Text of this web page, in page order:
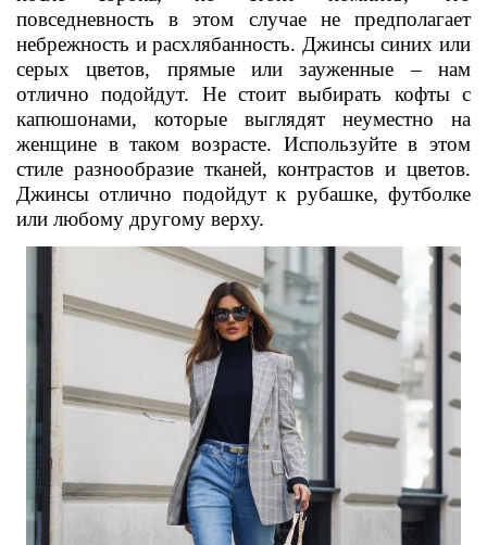
повседневность в этом случае не предполагает
небрежность и расхлябанность. Джинсы синих или
серых цветов, прямые или зауженные – нам
отлично подойдут. Не стоит выбирать кофты с
капюшонами, которые выглядят неуместно на
женщине в таком возрасте. Используйте в этом
стиле разнообразие тканей, контрастов и цветов.
Джинсы отлично подойдут к рубашке, футболке
или любому другому верху.